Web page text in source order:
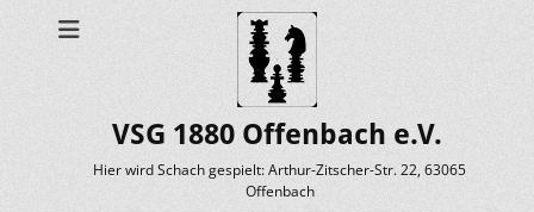
VSG 1880 Offenbach e.V.
Hier wird Schach gespielt: Arthur-Zitscher-Str. 22, 63065
Offenbach